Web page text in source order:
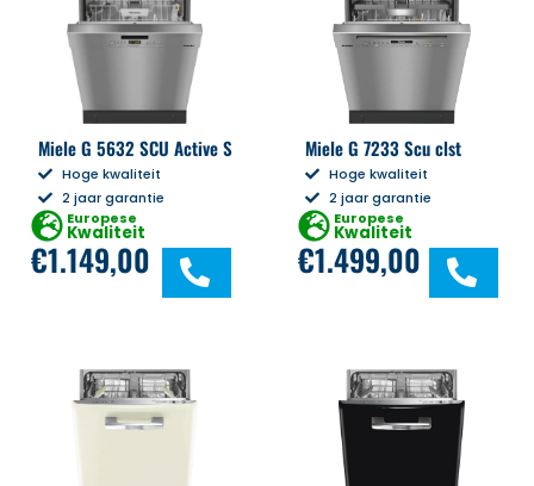
Miele G 5632 SCU Active S
Hoge kwaliteit
2 jaar garantie
Europese
Kwaliteit
€1.149,00
Miele G 7233 Scu clst
Hoge kwaliteit
2 jaar garantie
Europese
Kwaliteit
€1.499,00